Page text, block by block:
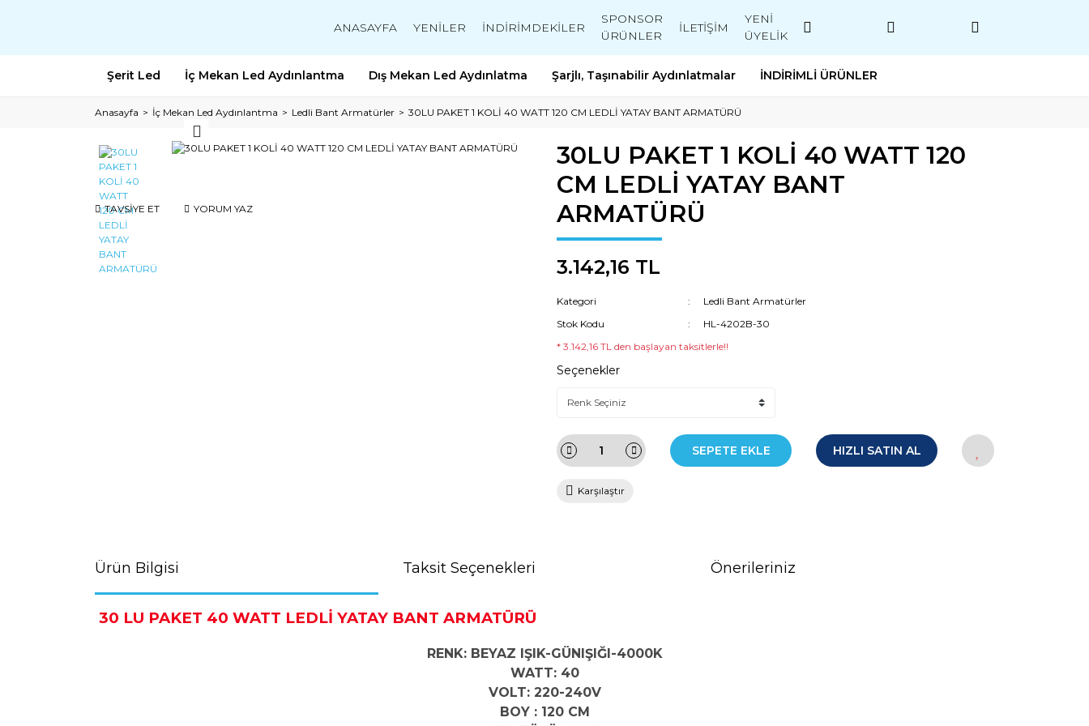
ANASAYFA YENİLER İNDİRİMDEKİLER
SPONSOR
ÜRÜNLER
İLETİŞİM
YENİ
ÜYELİK
Şerit Led İç Mekan Led Aydınlantma Dış Mekan Led Aydınlatma Şarjlı, Taşınabilir Aydınlatmalar İNDİRİMLİ ÜRÜNLER
Anasayfa İç Mekan Led Aydınlantma Ledli Bant Armatürler 30LU PAKET 1 KOLİ 40 WATT 120 CM LEDLİ YATAY BANT ARMATÜRÜ
TAVSİYE ET YORUM YAZ
30LU PAKET 1 KOLİ 40 WATT 120
CM LEDLİ YATAY BANT
ARMATÜRÜ
3.142,16 TL
Kategori
Ledli Bant Armatürler
Stok Kodu
HL-4202B-30
* 3.142,16 TL den başlayan taksitlerle!!
Seçenekler
SEPETE EKLE HIZLI SATIN AL
Karşılaştır
Ürün Bilgisi Taksit Seçenekleri Önerileriniz
30 LU PAKET 40 WATT LEDLİ YATAY BANT ARMATÜRÜ
RENK: BEYAZ IŞIK-GÜNIŞIĞI-4000K
WATT: 40
VOLT: 220-240V
BOY : 120 CM